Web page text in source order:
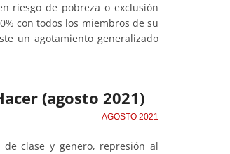
riesgo de pobreza o exclusión
con todos los miembros de su
un agotamiento generalizado
(agosto 2021)
AGOSTO 2021
clase y genero, represión al